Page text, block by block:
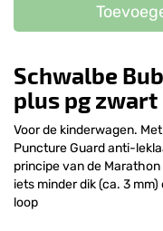
Schwalbe
plus pg zwart
Voor de kinderwagen.
Puncture Guard anti-
principe van de
iets minder dik (ca. 3
loop